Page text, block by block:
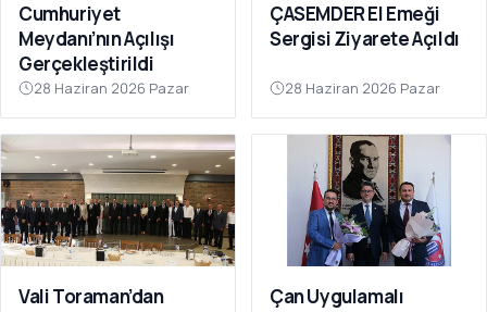
Cumhuriyet
Meydanı’nın Açılışı
Gerçekleştirildi
28 Haziran 2026 Pazar
ÇASEMDER El Emeği
Sergisi Ziyarete Açıldı
28 Haziran 2026 Pazar
Vali Toraman’dan
Çan Uygulamalı